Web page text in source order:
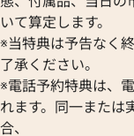
イファー 8044
格
28日時点の参考買
いて算定します。
※当特典は予告なく
了承ください。
※電話予約特典は、
れます。同一または
合、